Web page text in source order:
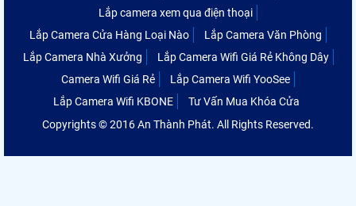
Lắp camera xem qua điện thoại
Lắp Camera Cửa Hàng Loại Nào
Lắp Camera Văn Phòng
Lắp Camera Nhà Xưởng
Lắp Camera Wifi Giá Rẻ Không Dây
Camera Wifi Giá Rẻ
Lắp Camera Wifi YooSee
Lắp Camera Wifi KBONE
Tư Vấn Mua Khóa Cửa
Copyrights © 2016 An Thành Phát. All Rights Reserved.